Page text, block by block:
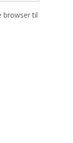
browser til